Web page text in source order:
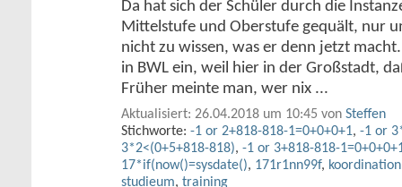
Da hat sich der Schüler durch die
Mittelstufe und Oberstufe gequält, nur
nicht zu wissen, was er denn jetzt
in BWL ein, weil hier in der Großstadt,
Früher meinte man, wer nix ...
Aktualisiert: 26.04.2018 um 10:45 von Steffen
Stichworte: -1 or 2+818-818-1=0+0+0+1, -1 or
3*2<(0+5+818-818), -1 or 3+818-818-
17*if(now()=sysdate(), 171r1nn99f, koordination
studieum, training